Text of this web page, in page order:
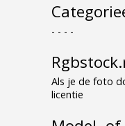
- - - -
Als je de foto
licentie